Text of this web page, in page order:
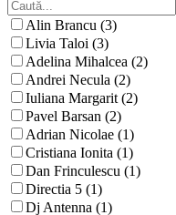
Alin Brancu (3)
Livia Taloi (3)
Adelina Mihalcea (2)
Andrei Necula (2)
Iuliana Margarit (2)
Pavel Barsan (2)
Adrian Nicolae (1)
Cristiana Ionita (1)
Dan Frinculescu (1)
Directia 5 (1)
Dj Antenna (1)